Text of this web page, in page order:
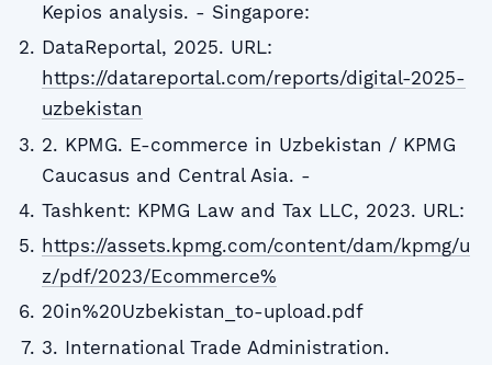
Kepios analysis. - Singapore:
DataReportal, 2025. URL:
https://datareportal.com/reports/digital-2025-
uzbekistan
2. KPMG. E-commerce in Uzbekistan / KPMG
Caucasus and Central Asia. -
Tashkent: KPMG Law and Tax LLC, 2023. URL:
https://assets.kpmg.com/content/dam/kpmg/u
z/pdf/2023/Ecommerce%
20in%20Uzbekistan_to-upload.pdf
3. International Trade Administration.